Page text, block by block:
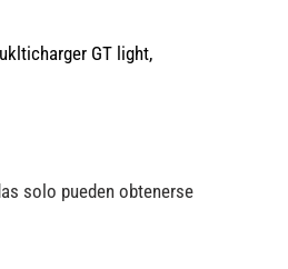
GT light,
solo pueden obtenerse